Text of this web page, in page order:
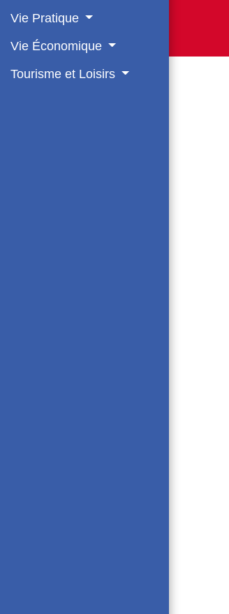
Vie Pratique
Vie Économique
Tourisme et Loisirs